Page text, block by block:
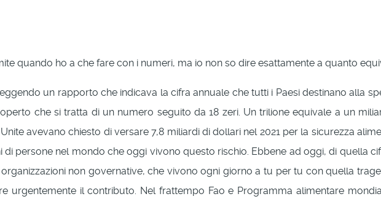
quando ho a che fare con i numeri, ma io non so dire esattamente a quanto
un rapporto che indicava la cifra annuale che tutti i Paesi destinano alla
che si tratta di un numero seguito da 18 zeri. Un trilione equivale a un
avevano chiesto di versare 7,8 miliardi di dollari nel 2021 per la sicurezza
persone nel mondo che oggi vivono questo rischio. Ebbene ad oggi, di quella
non governative, che vivono ogni giorno a tu per tu con quella
urgentemente il contributo. Nel frattempo Fao e Programma alimentare